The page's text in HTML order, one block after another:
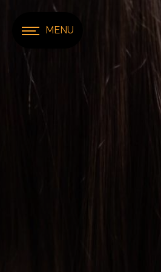
MENU
Panneau de gestion des cookies